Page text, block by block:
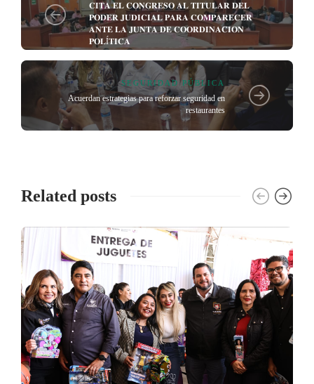
𝐂𝐈𝐓𝐀 𝐄𝐋 𝐂𝐎𝐍𝐆𝐑𝐄𝐒𝐎 𝐀𝐋 𝐓𝐈𝐓𝐔𝐋𝐀𝐑 𝐃𝐄𝐋
𝐏𝐎𝐃𝐄𝐑 𝐉𝐔𝐃𝐈𝐂𝐈𝐀𝐋 𝐏𝐀𝐑𝐀 𝐂𝐎𝐌𝐏𝐀𝐑𝐄𝐂𝐄𝐑
𝐀𝐍𝐓𝐄 𝐋𝐀 𝐉𝐔𝐍𝐓𝐀 𝐃𝐄 𝐂𝐎𝐎𝐑𝐃𝐈𝐍𝐀𝐂𝐈𝐎𝐍
𝐏𝐎𝐋Í𝐓𝐈𝐂𝐀
SEGURIDAD PÚBLICA
Acuerdan estrategias para reforzar seguridad en
restaurantes
Related posts